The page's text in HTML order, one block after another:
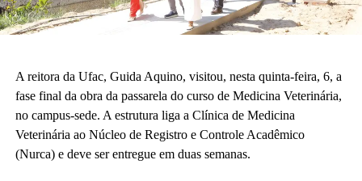
Também participaram da cerimônia o pró-reitor de Planejamento,
prefeito do campus, Artesson Cruz; além de professores, técnico-
administrativos, estudantes e representantes da construtora
responsável pela obra.
(Fhagner Soares, estagiário Ascom/Ufac)
A reitora da Ufac, Guida Aquino, visitou, nesta quinta-feira, 6, a
fase final da obra da passarela do curso de Medicina Veterinária,
no campus-sede. A estrutura liga a Clínica de Medicina
Veterinária ao Núcleo de Registro e Controle Acadêmico
(Nurca) e deve ser entregue em duas semanas.